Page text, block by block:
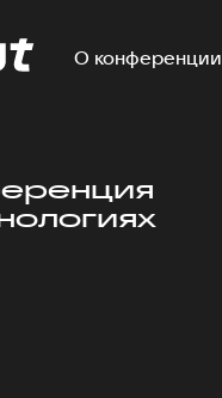
О конференции